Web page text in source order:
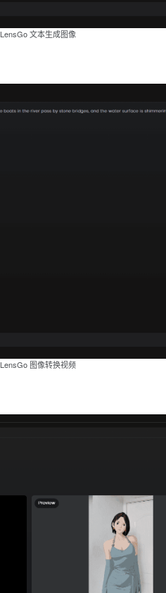
LensGo 文本生成图像
LensGo 图像转换视频